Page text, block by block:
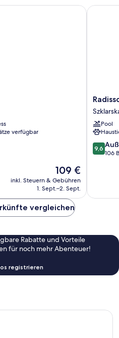
verfügbar
Der
Preis
beträgt
109 €
inkl. Steuern & Gebühren
1. Sept.–2. Sept.
Hotel
Poręba
Poreba
Pool
9.6
von
9,6
106
vergleichen
Rabatte und Vorteile
für noch mehr Abenteuer!
registrieren